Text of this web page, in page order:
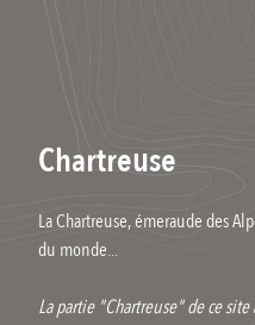
Chartreuse
La Chartreuse, émeraude des
du monde...
La partie "Chartreuse" de ce